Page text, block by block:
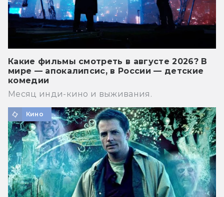
Какие фильмы смотреть в августе 2026? В
мире — апокалипсис, в России — детские
комедии
Месяц инди-кино и выживания.
Кино